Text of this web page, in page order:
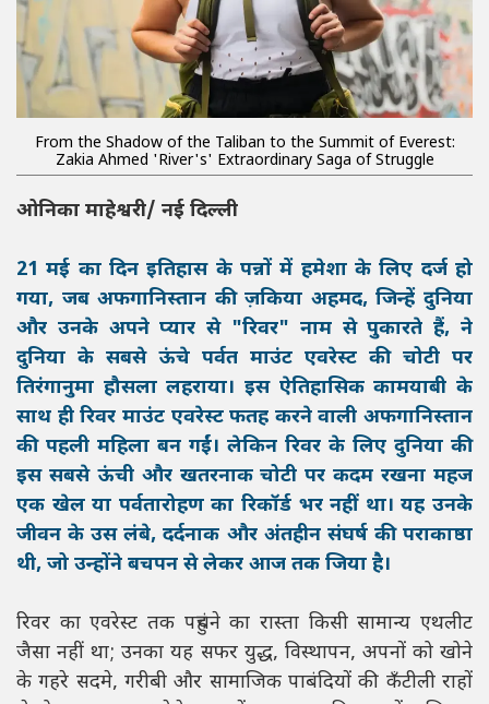
From the Shadow of the Taliban to the Summit of Everest:
Zakia Ahmed 'River's' Extraordinary Saga of Struggle
ओनिका माहेश्वरी/ नई दिल्ली
21 मई का दिन इतिहास के पन्नों में हमेशा के लिए दर्ज हो
गया, जब अफगानिस्तान की ज़किया अहमद, जिन्हें दुनिया
और उनके अपने प्यार से "रिवर" नाम से पुकारते हैं, ने
दुनिया के सबसे ऊंचे पर्वत माउंट एवरेस्ट की चोटी पर
तिरंगानुमा हौसला लहराया। इस ऐतिहासिक कामयाबी के
साथ ही रिवर माउंट एवरेस्ट फतह करने वाली अफगानिस्तान
की पहली महिला बन गईं। लेकिन रिवर के लिए दुनिया की
इस सबसे ऊंची और खतरनाक चोटी पर कदम रखना महज
एक खेल या पर्वतारोहण का रिकॉर्ड भर नहीं था। यह उनके
जीवन के उस लंबे, दर्दनाक और अंतहीन संघर्ष की पराकाष्ठा
थी, जो उन्होंने बचपन से लेकर आज तक जिया है।
रिवर का एवरेस्ट तक पहुंचने का रास्ता किसी सामान्य एथलीट
जैसा नहीं था; उनका यह सफर युद्ध, विस्थापन, अपनों को खोने
के गहरे सदमे, गरीबी और सामाजिक पाबंदियों की कँटीली राहों